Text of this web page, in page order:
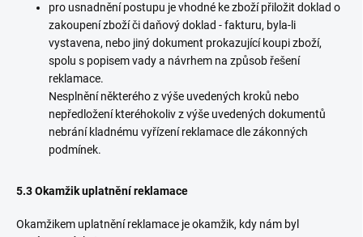
pro usnadnění postupu je vhodné ke zboží přiložit doklad o
zakoupení zboží či daňový doklad - fakturu, byla-li
vystavena, nebo jiný dokument prokazující koupi zboží,
spolu s popisem vady a návrhem na způsob řešení
reklamace.
Nesplnění některého z výše uvedených kroků nebo
nepředložení kteréhokoliv z výše uvedených dokumentů
nebrání kladnému vyřízení reklamace dle zákonných
podmínek.
5.3 Okamžik uplatnění reklamace
Okamžikem uplatnění reklamace je okamžik, kdy nám byl